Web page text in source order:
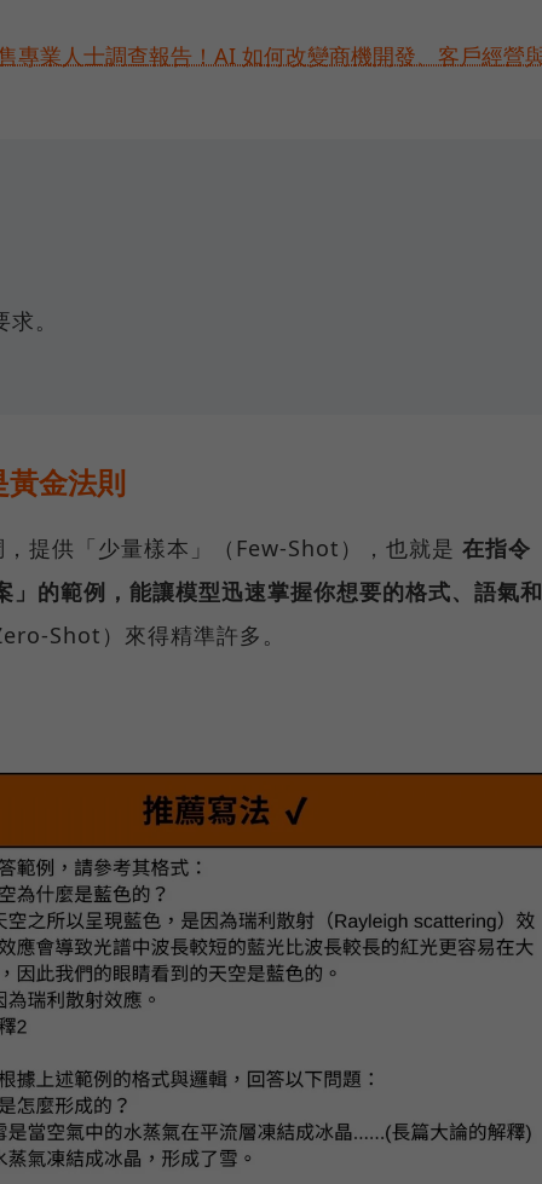
專業人士調查報告！AI 如何改變商機開發、客戶經營
。
黃金法則
，提供「少量樣本」（Few-Shot），也就是 在指令
」的範例，能讓模型迅速掌握你想要的格式、語氣和
Shot）來得精準許多。